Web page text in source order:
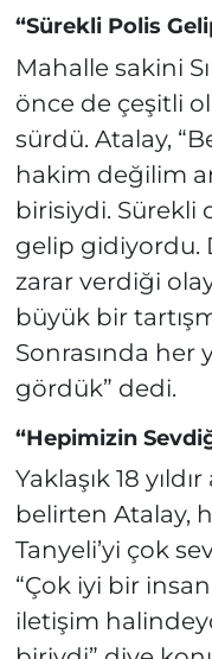
“Sürekli Polis
Mahalle sakini
önce de çeşitli
sürdü. Atalay,
hakim değilim
birisiydi. Sürekli
gelip gidiyordu.
zarar verdiği
büyük bir
Sonrasında
gördük” dedi.
“Hepimizin
Yaklaşık 18
belirten Atalay,
Tanyeli’yi çok
“Çok iyi bir
iletişim